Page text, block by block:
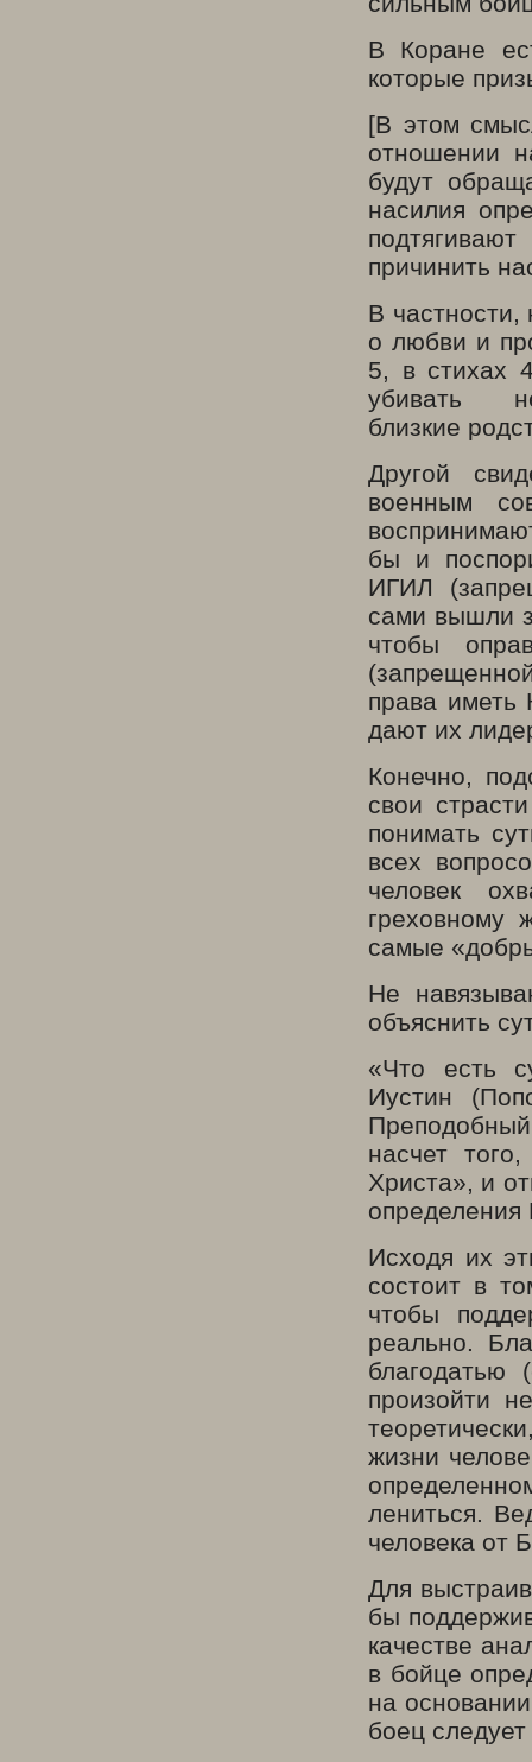
В Коране
которые
[В этом
отношении
будут
насилия
причинить
В частности,
о любви и
5, в стихах
убивать
близкие
Другой
военным
бы и
ИГИЛ
сами вышли
чтобы
права иметь
дают их
Конечно,
свои
понимать
всех
человек
греховному
самые
Не
объяснить
«Что есть
Иустин
насчет
Христа», и
Исходя их
состоит в
чтобы
реально.
произойти
жизни
лениться.
человека от
Для
бы
качестве
в бойце
на
боец